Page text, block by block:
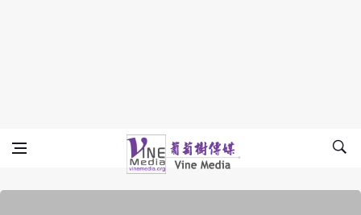
Vine Media
葡萄樹傳媒